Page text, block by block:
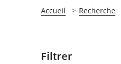
Accueil Recherche
Passer
Filtrer